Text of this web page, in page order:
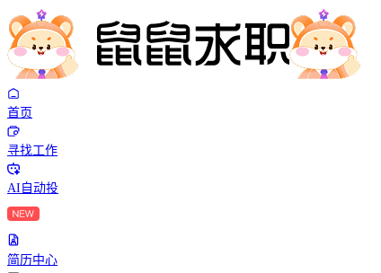
首页
寻找工作
AI自动投
简历中心